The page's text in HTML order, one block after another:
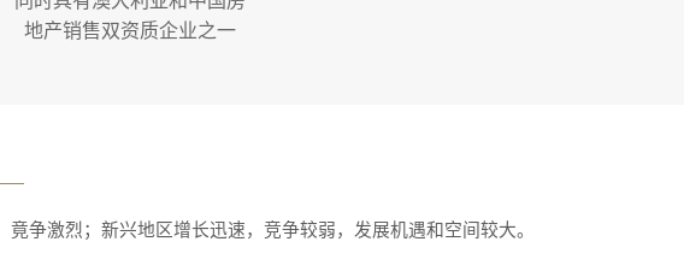
地产销售双资质企业之一
争激烈；新兴地区增长迅速，竞争较弱，发展机遇和空间较大。